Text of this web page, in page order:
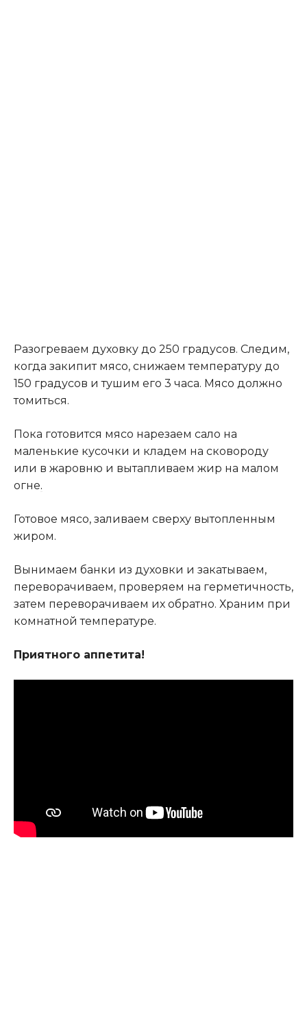
Разогреваем духовку до 250 градусов. Следим,
когда закипит мясо, снижаем температуру до
150 градусов и тушим его 3 часа. Мясо должно
томиться.
Пока готовится мясо нарезаем сало на
маленькие кусочки и кладем на сковороду
или в жаровню и вытапливаем жир на малом
огне.
Готовое мясо, заливаем сверху вытопленным
жиром.
Вынимаем банки из духовки и закатываем,
переворачиваем, проверяем на герметичность,
затем переворачиваем их обратно. Храним при
комнатной температуре.
Приятного аппетита!